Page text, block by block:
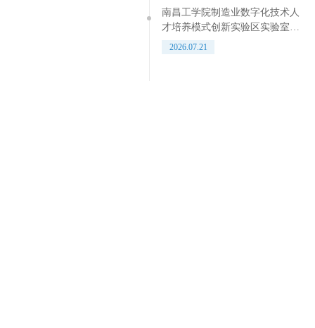
南昌工学院制造业数字化技术人
才培养模式创新实验区实验室多
媒体设备采购项目竞争性磋商公
2026.07.21